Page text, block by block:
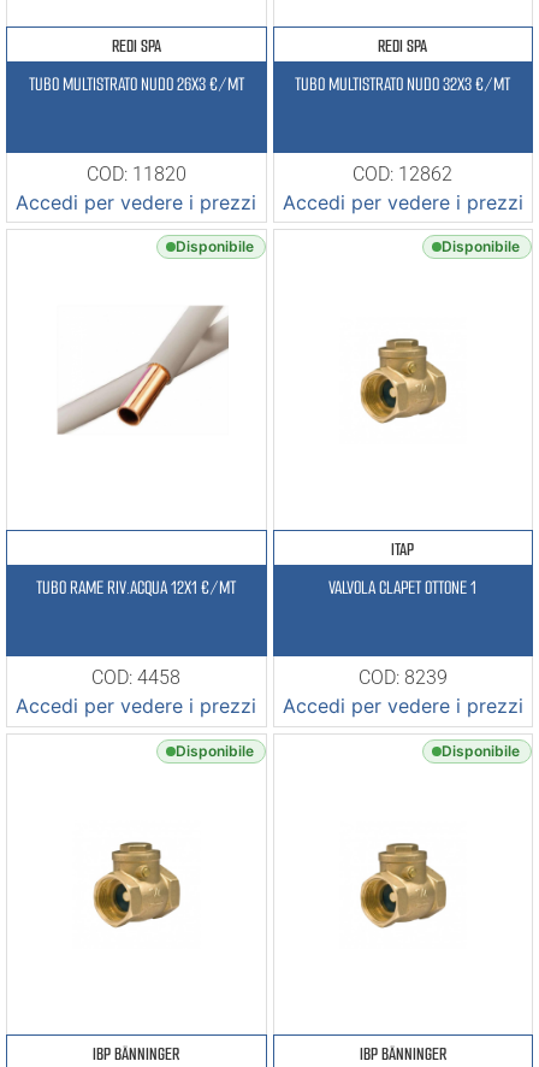
REDI SPA
TUBO MULTISTRATO NUDO 26X3 €/MT
COD: 11820
Accedi per vedere i prezzi
REDI SPA
TUBO MULTISTRATO NUDO 32X3 €/MT
COD: 12862
Accedi per vedere i prezzi
Disponibile
TUBO RAME RIV.ACQUA 12X1 €/MT
COD: 4458
Accedi per vedere i prezzi
Disponibile
ITAP
VALVOLA CLAPET OTTONE 1
COD: 8239
Accedi per vedere i prezzi
Disponibile
IBP BÄNNINGER
Disponibile
IBP BÄNNINGER